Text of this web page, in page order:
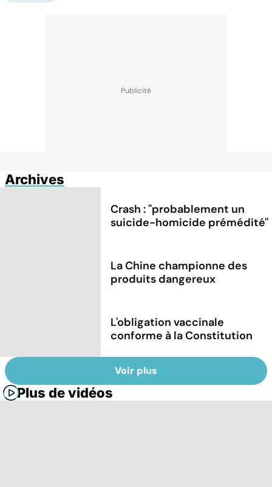
Archives
Crash : ''probablement un
suicide-homicide prémédité''
La Chine championne des
produits dangereux
L'obligation vaccinale
conforme à la Constitution
Voir plus
Plus de vidéos